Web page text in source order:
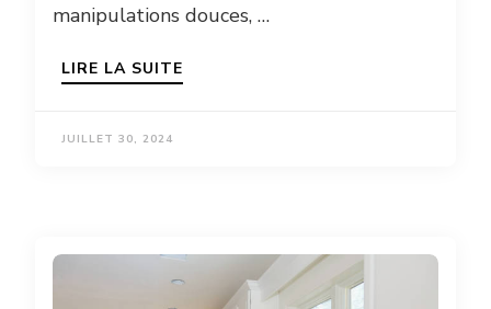
manipulations douces, …
LIRE LA SUITE
JUILLET 30, 2024